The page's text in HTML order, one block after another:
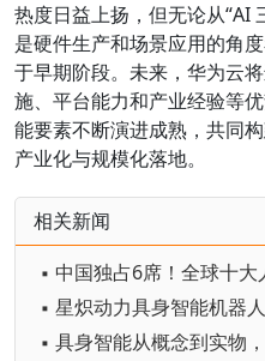
热度日益上扬，但无论从“AI
是硬件生产和场景应用的角
于早期阶段。未来，华为云
施、平台能力和产业经验等
能要素不断演进成熟，共同
产业化与规模化落地。
相关新闻
▪ 中国独占6席！全球十